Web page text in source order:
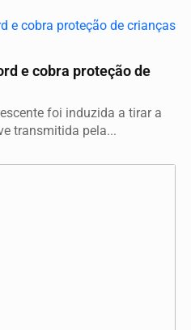
e cobra proteção de
foi induzida a tirar a
transmitida pela...